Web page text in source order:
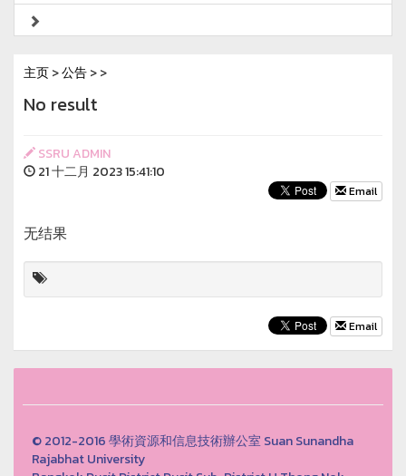
主页>公告>>
No result
SSRU ADMIN
21 十二月 2023 15:41:10
Email
无结果
Email
© 2012-2016 學術資源和信息技術辦公室 Suan Sunandha
Rajabhat University